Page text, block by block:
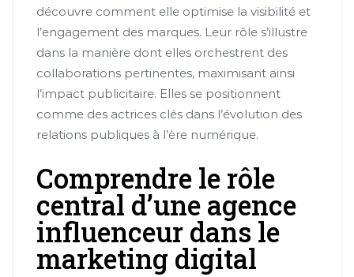
découvre comment elle optimise la visibilité et
l’engagement des marques. Leur rôle s’illustre
dans la manière dont elles orchestrent des
collaborations pertinentes, maximisant ainsi
l’impact publicitaire. Elles se positionnent
comme des actrices clés dans l’évolution des
relations publiques à l’ère numérique.
Comprendre le rôle
central d’une agence
influenceur dans le
marketing digital